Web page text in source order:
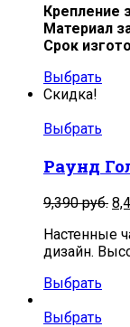
Крепление
Материал
Срок
Выбрать
Скидка!
Выбрать
Раунд
9,390руб.
Настенные
дизайн.
Выбрать
Выбрать